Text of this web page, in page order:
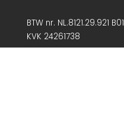
BTW nr. NL.8121.29.921 B01
KVK 24261738